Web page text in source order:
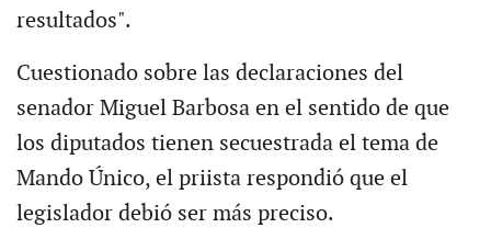
resultados".
Cuestionado sobre las declaraciones del
senador Miguel Barbosa en el sentido de que
los diputados tienen secuestrada el tema de
Mando Único, el priista respondió que el
legislador debió ser más preciso.